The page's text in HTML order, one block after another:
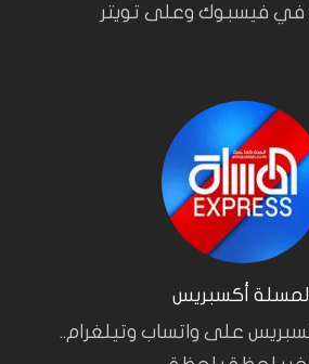
في فيسبوك وعلى تويتر
المسلة أكسبريس
على واتساب وتيلغرام..